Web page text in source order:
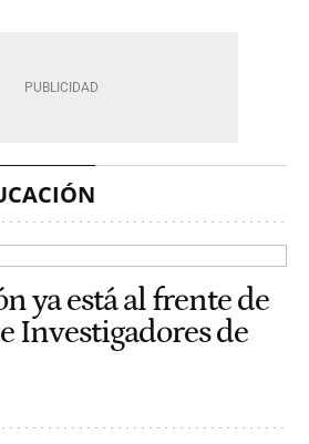
ya está al frente de
Investigadores de